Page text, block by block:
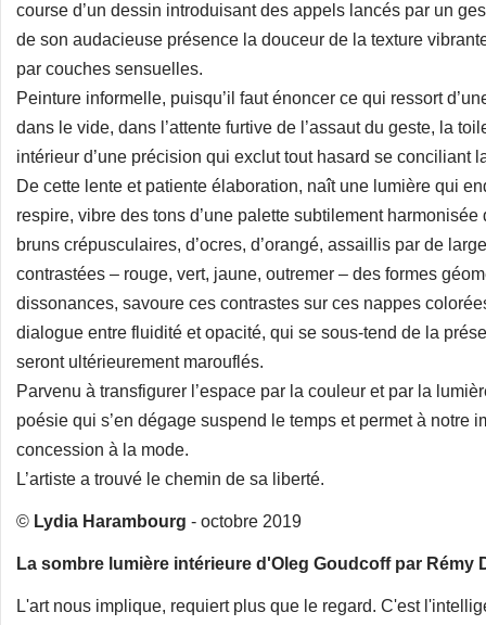
course d’un dessin introduisant des appels lancés par un
de son audacieuse présence la douceur de la texture
par couches sensuelles.
Peinture informelle, puisqu’il faut énoncer ce qui ressort
dans le vide, dans l’attente furtive de l’assaut du geste, la
intérieur d’une précision qui exclut tout hasard se conciliant
De cette lente et patiente élaboration, naît une lumière qui
respire, vibre des tons d’une palette subtilement
bruns crépusculaires, d’ocres, d’orangé, assaillis par de
contrastées – rouge, vert, jaune, outremer – des formes
dissonances, savoure ces contrastes sur ces nappes
dialogue entre fluidité et opacité, qui se sous-tend de la
seront ultérieurement marouflés.
Parvenu à transfigurer l’espace par la couleur et par la
poésie qui s’en dégage suspend le temps et permet à
concession à la mode.
L’artiste a trouvé le chemin de sa liberté.
© Lydia Harambourg - octobre 2019
La sombre lumière intérieure d'Oleg Goudcoff par Rémy
L'art nous implique, requiert plus que le regard. C'est